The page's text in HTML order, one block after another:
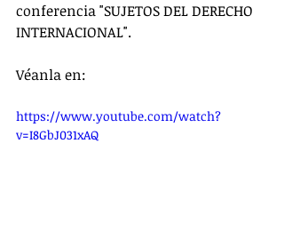
conferencia "SUJETOS DEL DERECHO
INTERNACIONAL".
Véanla en:
https://www.youtube.com/watch?
v=I8GbJ031xAQ